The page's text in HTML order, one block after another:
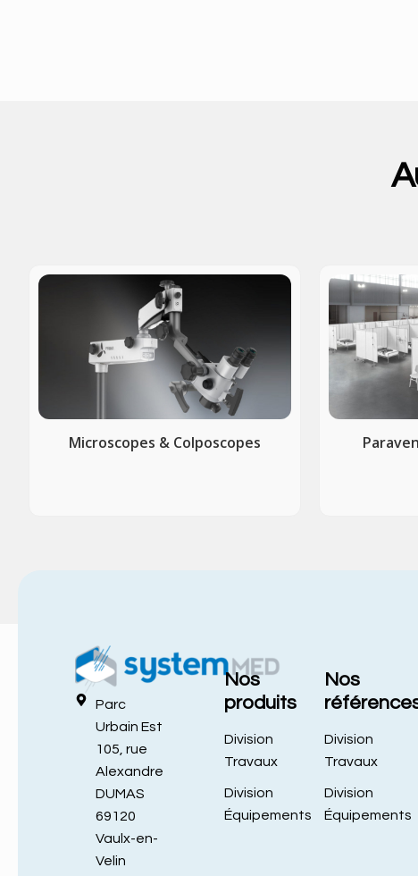
Microscopes & Colposcopes
Parc
Urbain Est
105, rue
Alexandre
DUMAS
69120
Vaulx-en-
Velin
Nos
produits
Division
Travaux
Division
Équipements
Nos
Division
Travaux
Division
Équipements